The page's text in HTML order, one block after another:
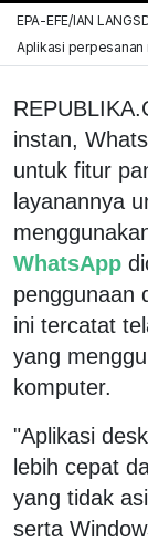
EPA-EFE/IAN
Aplikasi
instan,
untuk fitur
layanannya
WhatsApp
penggunaan
ini tercatat
yang
komputer.
"Aplikasi
lebih cepat
yang tidak
serta